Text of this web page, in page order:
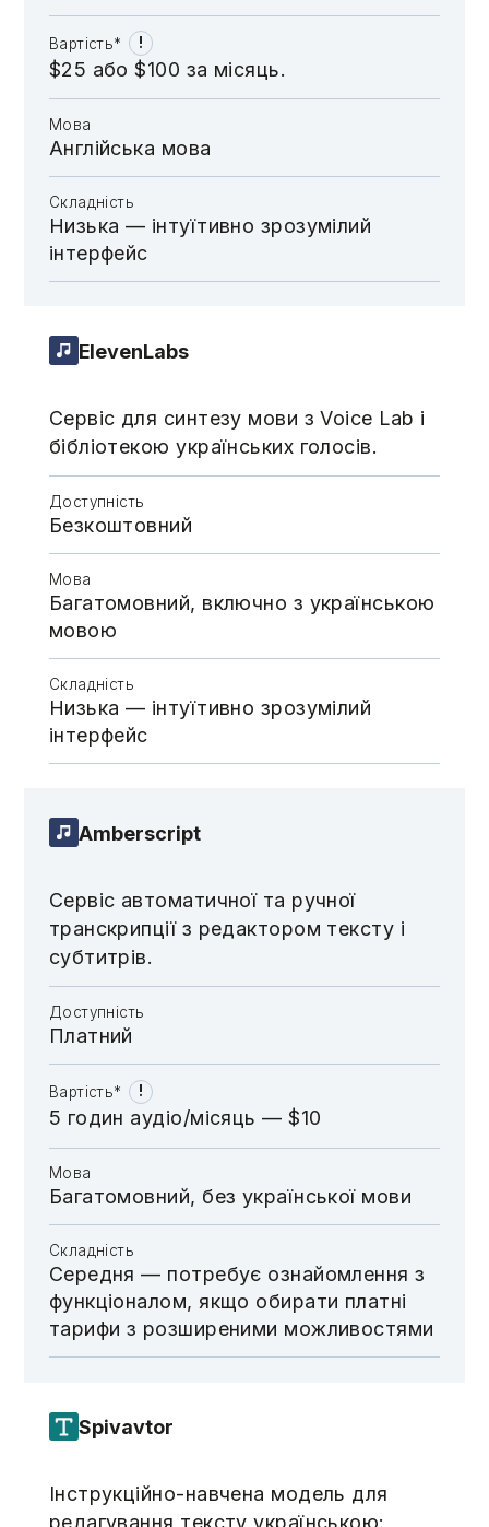
Вартість* !
$25 або $100 за місяць.
Мова
Англійська мова
Складність
Низька — інтуїтивно зрозумілий
інтерфейс
ElevenLabs
Сервіс для синтезу мови з Voice Lab і
бібліотекою українських голосів.
Доступність
Безкоштовний
Мова
Багатомовний, включно з українською
мовою
Складність
Низька — інтуїтивно зрозумілий
інтерфейс
Amberscript
Сервіс автоматичної та ручної
транскрипції з редактором тексту і
субтитрів.
Доступність
Платний
Вартість* !
5 годин аудіо/місяць — $10
Мова
Багатомовний, без української мови
Складність
Середня — потребує ознайомлення з
функціоналом, якщо обирати платні
тарифи з розширеними можливостями
Spivavtor
Інструкційно-навчена модель для
редагування тексту українською: